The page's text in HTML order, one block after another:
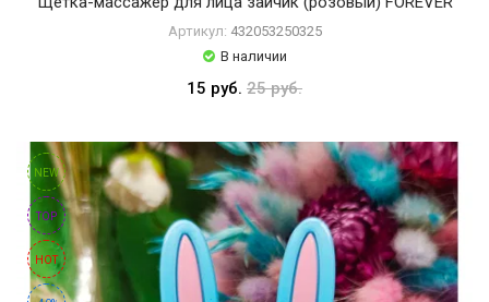
Артикул: 432053250325
В наличии
15 руб. 25 руб.
NEW
TOP
HOT